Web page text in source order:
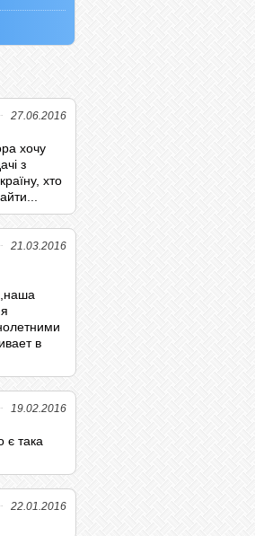
27.06.2016
хочу
з
хто
21.03.2016
в
19.02.2016
є така
22.01.2016